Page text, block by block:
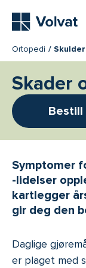
Ortopedi Skulder
Skader
Bestill
Symptomer
-lidelser
kartlegger
gir deg den
Daglige
er plaget med